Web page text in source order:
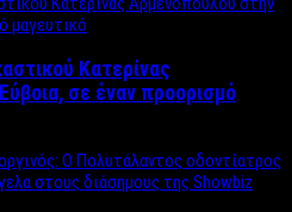
Κατερίνας
σε έναν προορισμό